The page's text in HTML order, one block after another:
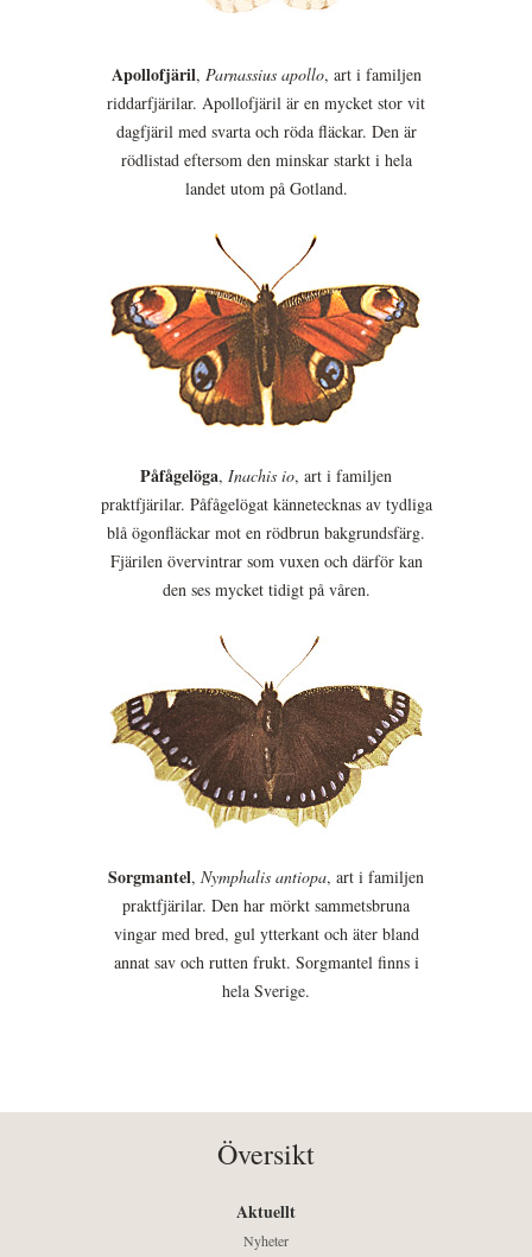
Apollofjäril, Parnassius apollo, art i familjen
riddarfjärilar. Apollofjäril är en mycket stor vit
dagfjäril med svarta och röda fläckar. Den är
rödlistad eftersom den minskar starkt i hela
landet utom på Gotland.
Påfågelöga, Inachis io, art i familjen
praktfjärilar. Påfågelögat kännetecknas av tydliga
blå ögonfläckar mot en rödbrun bakgrundsfärg.
Fjärilen övervintrar som vuxen och därför kan
den ses mycket tidigt på våren.
Sorgmantel, Nymphalis antiopa, art i familjen
praktfjärilar. Den har mörkt sammetsbruna
vingar med bred, gul ytterkant och äter bland
annat sav och rutten frukt. Sorgmantel finns i
hela Sverige.
Översikt
Aktuellt
Nyheter